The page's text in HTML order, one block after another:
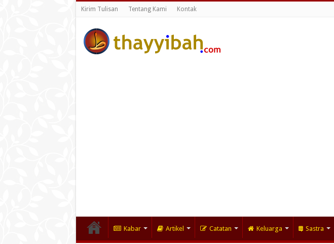
Kirim Tulisan Tentang Kami Kontak
Kabar Artikel Catatan Keluarga Sastra